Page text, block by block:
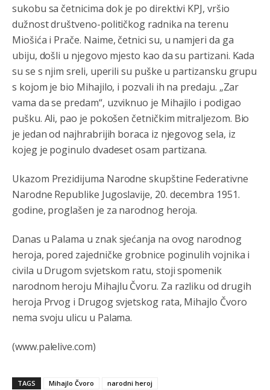
sukobu sa četnicima dok je po direktivi KPJ, vršio
dužnost društveno-političkog radnika na terenu
Miošića i Prače. Naime, četnici su, u namjeri da ga
ubiju, došli u njegovo mjesto kao da su partizani. Kada
su se s njim sreli, uperili su puške u partizansku grupu
s kojom je bio Mihajilo, i pozvali ih na predaju. „Zar
vama da se predam“, uzviknuo je Mihajilo i podigao
pušku. Ali, pao je pokošen četničkim mitraljezom. Bio
je jedan od najhrabrijih boraca iz njegovog sela, iz
kojeg je poginulo dvadeset osam partizana.
Ukazom Prezidijuma Narodne skupštine Federativne
Narodne Republike Jugoslavije, 20. decembra 1951.
godine, proglašen je za narodnog heroja.
Danas u Palama u znak sjećanja na ovog narodnog
heroja, pored zajedničke grobnice poginulih vojnika i
civila u Drugom svjetskom ratu, stoji spomenik
narodnom heroju Mihajlu Čvoru. Za razliku od drugih
heroja Prvog i Drugog svjetskog rata, Mihajlo Čvoro
nema svoju ulicu u Palama.
(www.palelive.com)
TAGS Mihajlo Čvoro narodni heroj
8/7/2026
11:11
Evo dasak vijetra s Romanije,neko iz publike povika,ma
pusti ih ciganija...pocetkom ovog vjeka,neko rece za
Radovana i Ratka kaki su oni srbi...i poce dalje da
besjedi znam ja dobro sta je bilo u Ag-ci...
Анонимно2810587 8/7/2026 11:13
Proguglajte
Анонимно2810587 8/7/2026 11:21
O kako su cudni lvi ljudi,uzeli bi sve da mogu...a ja srce
na iso ce mjesto leci!
Анонимно2810587 8/7/2026
11:24
Анонимно2810587 8/7/2026 11:26
Pozdrav,evo hvata me meze.
Анонимно2811968 8/7/2026 11:38
Sta bi rekao
Анонимно2811968
pametne i postene.